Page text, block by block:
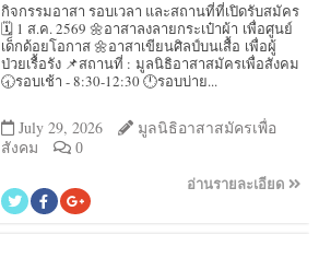
กิจกรรมอาสา รอบเวลา และสถานที่ที่เปิดรับสมัคร
🗓️ 1 ส.ค. 2569 🌼อาสาลงลายกระเป๋าผ้า เพื่อศูนย์
เด็กด้อยโอกาส 🌼อาสาเขียนศิลป์บนเสื้อ เพื่อผู้
ป่วยเรื้อรัง 📌สถานที่ : มูลนิธิอาสาสมัครเพื่อสังคม
🕣รอบเช้า - 8:30-12:30 🕛รอบบ่าย...
July 29, 2026
มูลนิธิอาสาสมัครเพื่อ
สังคม
0
อ่านรายละเอียด